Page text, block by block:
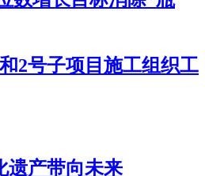
2号子项目施工组织工
遗产带向未来